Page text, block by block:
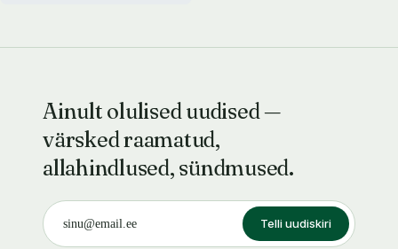
Ainult olulised uudised —
värsked raamatud,
allahindlused, sündmused.
Telli uudiskiri